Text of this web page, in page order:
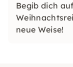
Begib dich
neue Weise!